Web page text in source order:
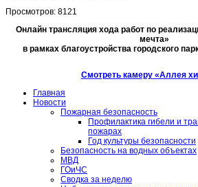
Просмотров: 8121
Онлайн трансляция хода работ по
мечта»
в рамках благоустройства городского
Смотреть камеру «Аллея
Главная
Новости
Пожарная безопасность
Профилактика гибели и
пожарах
Год культуры безопасности
Безопасность на водных объектах
МВД
ГОиЧС
Сводка за неделю